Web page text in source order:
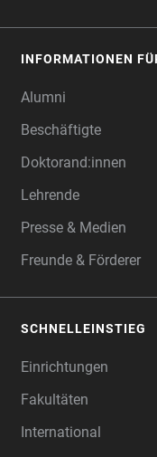
INFORMATIONEN
Alumni
Beschäftigte
Doktorand:innen
Lehrende
Presse & Medien
Freunde & Förderer
SCHNELLEINSTIEG
Einrichtungen
Fakultäten
International